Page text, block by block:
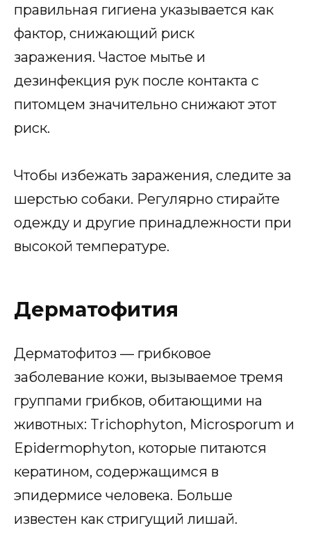
правильная гигиена указывается как
фактор, снижающий риск
заражения. Частое мытье и
дезинфекция рук после контакта с
питомцем значительно снижают этот
риск.
Чтобы избежать заражения, следите за
шерстью собаки. Регулярно стирайте
одежду и другие принадлежности при
высокой температуре.
Дерматофития
Дерматофитоз — грибковое
заболевание кожи, вызываемое тремя
группами грибков, обитающими на
животных: Trichophyton, Microsporum и
Epidermophyton, которые питаются
кератином, содержащимся в
эпидермисе человека. Больше
известен как стригущий лишай.